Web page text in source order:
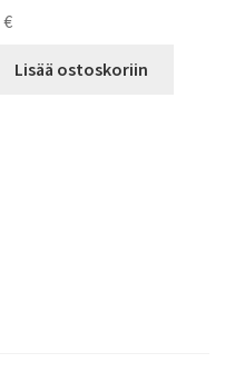
€
Lisää ostoskoriin